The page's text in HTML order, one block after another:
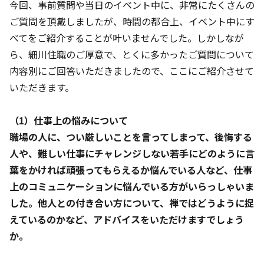
今回、事前質問や当日のイベント中に、非常にたくさんの
ご質問を頂戴しましたが、時間の都合上、イベント中にす
べてをご紹介することが叶いませんでした。しかしなが
ら、細川住職のご厚意で、とくに多かったご質問について
内容別にご回答いただきましたので、ここにご紹介させて
いただきます。
（1）仕事上の悩みについて
職場の人に、つい厳しいことを言ってしまって、後悔する
人や、難しい仕事にチャレンジしない若手にどのように言
葉をかければ頑張ってもらえるか悩んでいる人など、仕事
上のコミュニケーションに悩んでいる方がいらっしゃいま
した。他人との付き合い方について、禅ではどうように捉
えているのかなど、アドバイスをいただけますでしょう
か。